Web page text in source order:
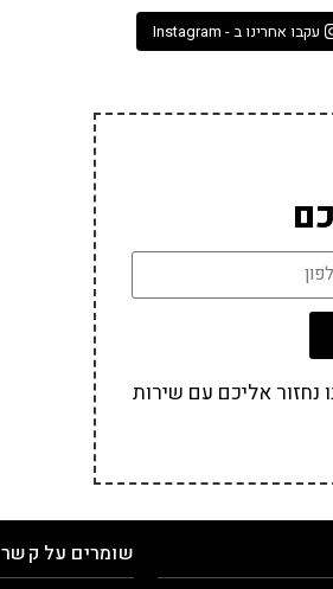
עקבו אחרינו ב - Instagram
נחזור אליכם עם שירות
שומרים על קשר